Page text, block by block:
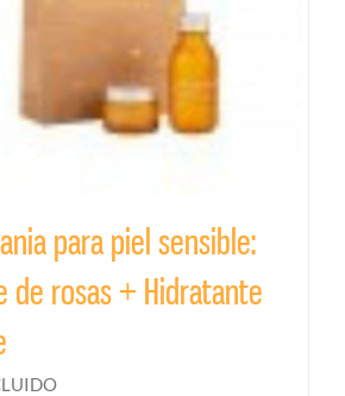
para piel sensible:
de rosas + Hidratante